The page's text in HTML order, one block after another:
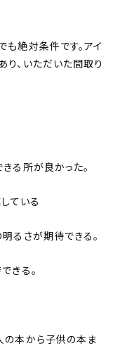
絶対条件です。アイ
、いただいた間取り
る所が良かった。
ている
るさが期待できる。
きる。
の本から子供の本ま